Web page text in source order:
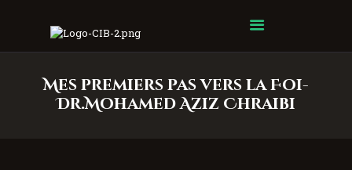
Mes premiers pas vers la Foi-
Dr.Mohamed Aziz Chraibi
Centre Islamique Badr